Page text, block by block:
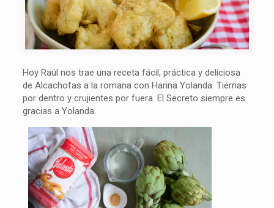
Hoy Raúl nos trae una receta fácil, práctica y deliciosa
de Alcachofas a la romana con Harina Yolanda. Tiernas
por dentro y crujientes por fuera. El Secreto siempre es
gracias a Yolanda.